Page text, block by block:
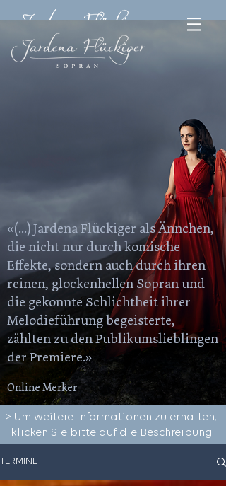
«(...) Jardena Flückiger als Ännchen,
die nicht nur durch komische
Effekte, sondern auch durch ihren
reinen, glockenhellen Sopran und
die gekonnte Schlichtheit ihrer
Melodieführung begeisterte,
zählten zu den Publikumslieblingen
der Premiere.»
Online Merker
> Um weitere Informationen zu erhalten,
klicken Sie bitte auf die Beschreibung
TERMINE